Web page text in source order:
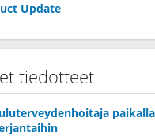
Update
tiedotteet
paikalla